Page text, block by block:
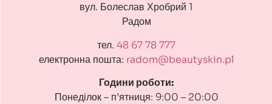
вул. Болеслав Хробрий 1
Радом
тел. 48 67 78 777
електронна пошта: radom@beautyskin.pl
Години роботи:
Понеділок – п’ятниця: 9:00 – 20:00